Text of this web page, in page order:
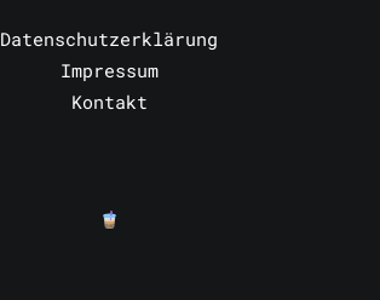
Datenschutzerklärung
Impressum
Kontakt